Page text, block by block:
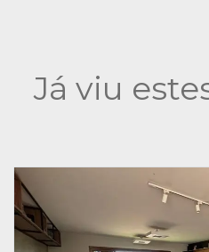
Já viu